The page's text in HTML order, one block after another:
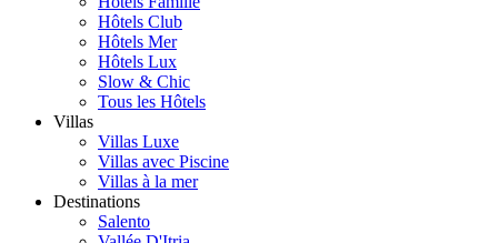
Hôtels Club
Hôtels Mer
Hôtels Lux
Slow & Chic
Tous les Hôtels
Villas
Villas Luxe
Villas avec Piscine
Villas à la mer
Destinations
Salento